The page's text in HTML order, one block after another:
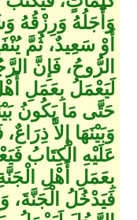
وَأَجَلُهُ وَرِزْقُهُ
أَوْ سَعِيدٌ، ثُمَّ
الرُّوحُ، فَإِنَّ
لَيَعْمَلُ بِعَمَلِ أَهْلِ
حَتَّى مَا يَكُونُ
وَبَيْنَهَا إِلاَّ
عَلَيْهِ الْكِتَابُ
بِعَمَلِ أَهْلِ
فَيَدْخُلُ الْجَنَّةَ،